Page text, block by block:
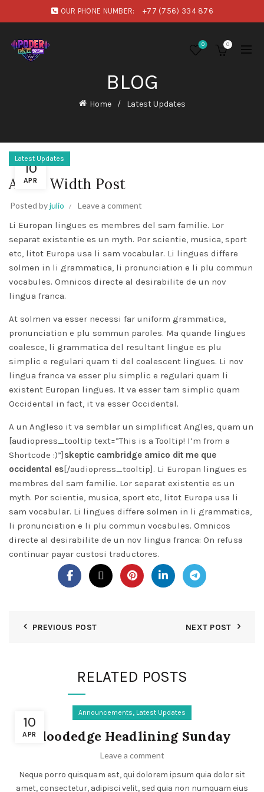
OUR PHONE NUMBER: +77 (756) 334 876
0 0
BLOG
Home Latest Updates
10
APR
Latest Updates
A Full Width Post
Posted byjulio Leave a comment
Li Europan lingues es membres del sam familie. Lor
separat existentie es un myth. Por scientie, musica, sport
etc, litot Europa usa li sam vocabular. Li lingues differe
solmen in li grammatica, li pronunciation e li plu commun
vocabules. Omnicos directe al desirabilite de un nov
lingua franca.
At solmen va esser necessi far uniform grammatica,
pronunciation e plu sommun paroles. Ma quande lingues
coalesce, li grammatica del resultant lingue es plu
simplic e regulari quam ti del coalescent lingues. Li nov
lingua franca va esser plu simplic e regulari quam li
existent Europan lingues. It va esser tam simplic quam
Occidental in fact, it va esser Occidental.
A un Angleso it va semblar un simplificat Angles, quam un
[audiopress_tooltip text=”This is a Tooltip! I’m from a
Shortcode :)”]skeptic cambridge amico dit me que
occidental es[/audiopress_tooltip]. Li Europan lingues es
membres del sam familie. Lor separat existentie es un
myth. Por scientie, musica, sport etc, litot Europa usa li
sam vocabular. Li lingues differe solmen in li grammatica,
li pronunciation e li plu commun vocabules. Omnicos
directe al desirabilite de un nov lingua franca: On refusa
continuar payar custosi traductores.
PREVIOUS POST NEXT POST
RELATED POSTS
10
APR
Announcements, Latest Updates
Bloodedge Headlining Sunday
Leave a comment
Neque porro quisquam est, qui dolorem ipsum quia dolor sit
amet, consectetur, adipisci velit, sed quia non numquam eius